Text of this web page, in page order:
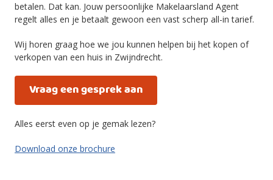
betalen. Dat kan. Jouw persoonlijke Makelaarsland Agent
regelt alles en je betaalt gewoon een vast scherp all-in tarief.
Wij horen graag hoe we jou kunnen helpen bij het kopen of
verkopen van een huis in Zwijndrecht.
Vraag een gesprek aan
Alles eerst even op je gemak lezen?
Download onze brochure